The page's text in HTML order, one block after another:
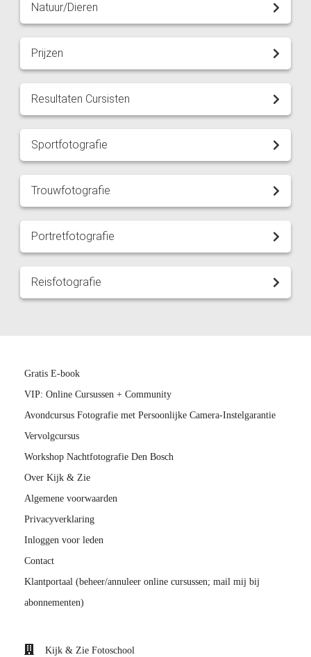
Natuur/Dieren
Prijzen
Resultaten Cursisten
Sportfotografie
Trouwfotografie
Portretfotografie
Reisfotografie
Gratis E-book
VIP: Online Cursussen + Community
Avondcursus Fotografie met Persoonlijke Camera-Instelgarantie
Vervolgcursus
Workshop Nachtfotografie Den Bosch
Over Kijk & Zie
Algemene voorwaarden
Privacyverklaring
Inloggen voor leden
Contact
Klantportaal (beheer/annuleer online cursussen; mail mij bij
abonnementen)
Kijk & Zie Fotoschool